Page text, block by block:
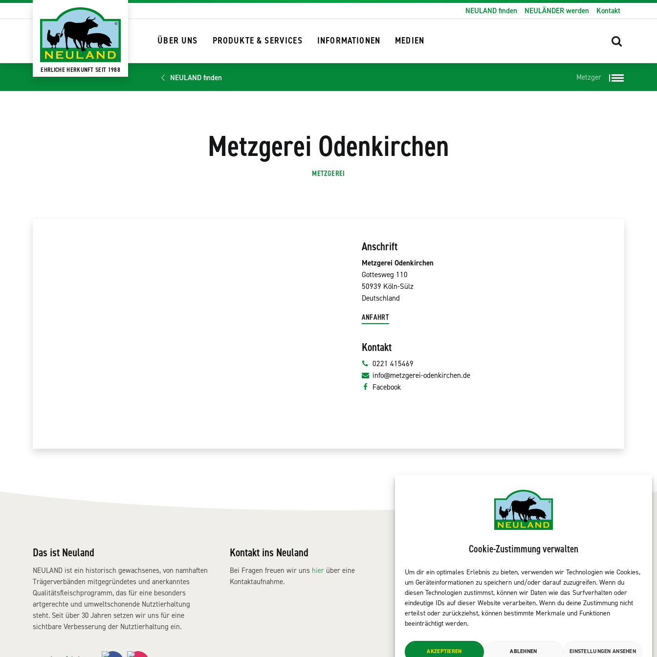
Cookie-Zustimmung verwalten
Um dir ein optimales Erlebnis zu bieten, verwenden wir Technologien wie Cookies,
um Geräteinformationen zu speichern und/oder darauf zuzugreifen. Wenn du
diesen Technologien zustimmst, können wir Daten wie das Surfverhalten oder
eindeutige IDs auf dieser Website verarbeiten. Wenn du deine Zustimmung nicht
erteilst oder zurückziehst, können bestimmte Merkmale und Funktionen
beeinträchtigt werden.
AKZEPTIEREN ABLEHNEN EINSTELLUNGEN ANSEHEN
EHRLICHE HERKUNFT SEIT 1988
NEULAND finden NEULÄNDER werden Kontakt
ÜBER UNS PRODUKTE & SERVICES INFORMATIONEN MEDIEN
SUCHEN
NEULAND finden Metzger
Metzgerei Odenkirchen
METZGEREI
Anschrift
Metzgerei Odenkirchen
Gottesweg 110
50939 Köln-Sülz
Deutschland
ANFAHRT
Kontakt
0221 415469
info@metzgerei-odenkirchen.de
Facebook
Das ist Neuland
NEULAND ist ein historisch gewachsenes, von namhaften
Trägerverbänden mitgegründetes und anerkanntes
Qualitätsfleischprogramm, das für eine besonders
artgerechte und umweltschonende Nutztierhaltung
steht. Seit über 30 Jahren setzen wir uns für eine
sichtbare Verbesserung der Nutztierhaltung ein.
Kontakt ins Neuland
Bei Fragen freuen wir uns hier über eine
Kontaktaufnahme.
NEULAND entdecken
Markenzeichen
Produkte
Services
Echte Neuländer
Kontakt
NEULAND-Produkte
Sortiment LEH
Sortiment Metzgereien
Sortiment Kantine & Gastro
NEULAND finden